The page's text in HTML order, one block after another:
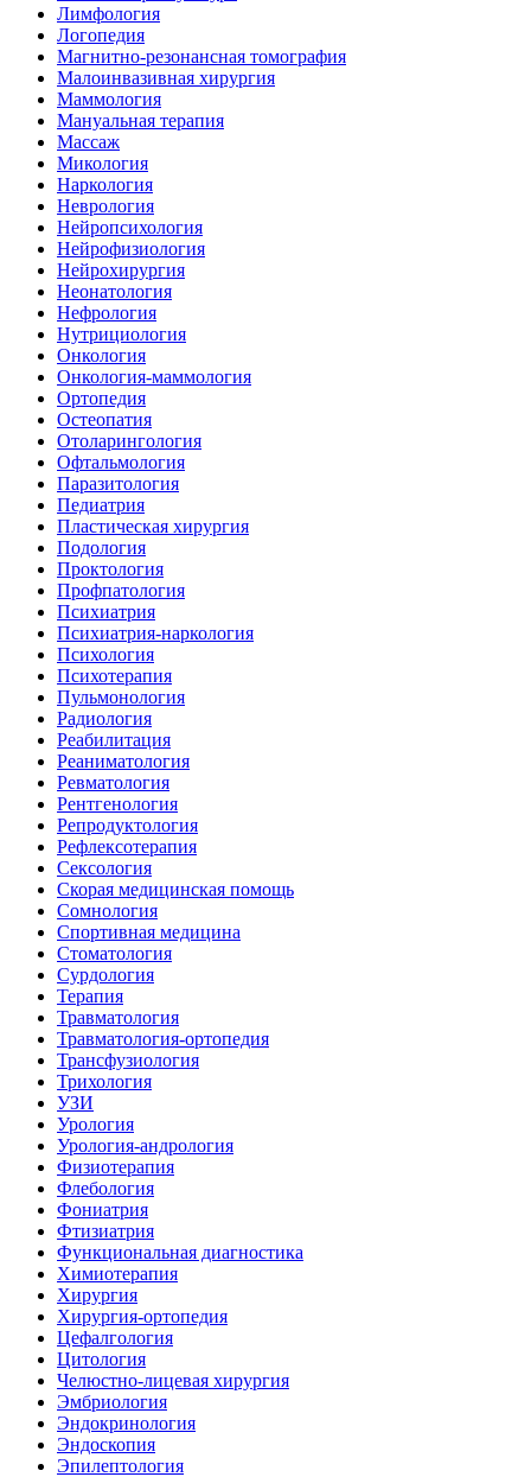
Лимфология
Логопедия
Магнитно-резонансная томография
Малоинвазивная хирургия
Маммология
Мануальная терапия
Массаж
Микология
Наркология
Неврология
Нейропсихология
Нейрофизиология
Нейрохирургия
Неонатология
Нефрология
Нутрициология
Онкология
Онкология-маммология
Ортопедия
Остеопатия
Отоларингология
Офтальмология
Паразитология
Педиатрия
Пластическая хирургия
Подология
Проктология
Профпатология
Психиатрия
Психиатрия-наркология
Психология
Психотерапия
Пульмонология
Радиология
Реабилитация
Реаниматология
Ревматология
Рентгенология
Репродуктология
Рефлексотерапия
Сексология
Скорая медицинская помощь
Сомнология
Спортивная медицина
Стоматология
Сурдология
Терапия
Травматология
Травматология-ортопедия
Трансфузиология
Трихология
УЗИ
Урология
Урология-андрология
Физиотерапия
Флебология
Фониатрия
Фтизиатрия
Функциональная диагностика
Химиотерапия
Хирургия
Хирургия-ортопедия
Цефалгология
Цитология
Челюстно-лицевая хирургия
Эмбриология
Эндокринология
Эндоскопия
Эпилептология